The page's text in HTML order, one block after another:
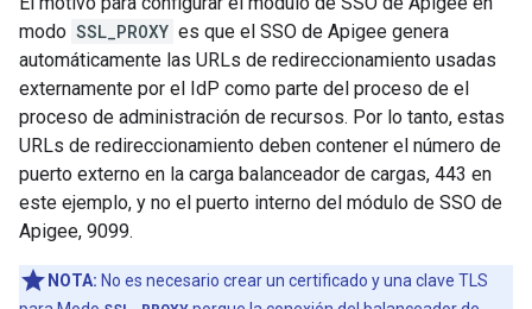
modo SSL_PROXY es que el SSO de Apigee genera
automáticamente las URLs de redireccionamiento usadas
externamente por el IdP como parte del proceso de el
proceso de administración de recursos. Por lo tanto, estas
URLs de redireccionamiento deben contener el número de
puerto externo en la carga balanceador de cargas, 443 en
este ejemplo, y no el puerto interno del módulo de SSO de
Apigee, 9099.
NOTA: No es necesario crear un certificado y una clave TLS